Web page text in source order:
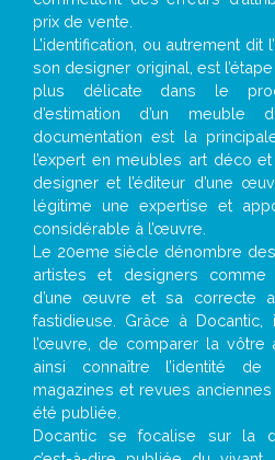
prix de vente.
L’identification, ou autrement dit
son designer original, est
plus délicate dans le
d’estimation d’un
documentation est la
l’expert en meubles art déco
designer et l’éditeur d’une
légitime une expertise et
considérable à l’œuvre.
Le 20eme siècle dénombre
artistes et designers comme
d’une œuvre et sa correcte
fastidieuse. Grâce à
l’œuvre, de comparer la vôtre
ainsi connaître l’identité
magazines et revues
été publiée.
Docantic se focalise sur la